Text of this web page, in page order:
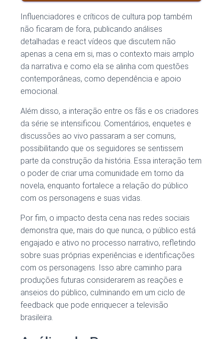
Influenciadores e críticos de cultura pop também
não ficaram de fora, publicando análises
detalhadas e react vídeos que discutem não
apenas a cena em si, mas o contexto mais amplo
da narrativa e como ela se alinha com questões
contemporâneas, como dependência e apoio
emocional.
Além disso, a interação entre os fãs e os criadores
da série se intensificou. Comentários, enquetes e
discussões ao vivo passaram a ser comuns,
possibilitando que os seguidores se sentissem
parte da construção da história. Essa interação tem
o poder de criar uma comunidade em torno da
novela, enquanto fortalece a relação do público
com os personagens e suas vidas.
Por fim, o impacto desta cena nas redes sociais
demonstra que, mais do que nunca, o público está
engajado e ativo no processo narrativo, refletindo
sobre suas próprias experiências e identificações
com os personagens. Isso abre caminho para
produções futuras considerarem as reações e
anseios do público, culminando em um ciclo de
feedback que pode enriquecer a televisão
brasileira.